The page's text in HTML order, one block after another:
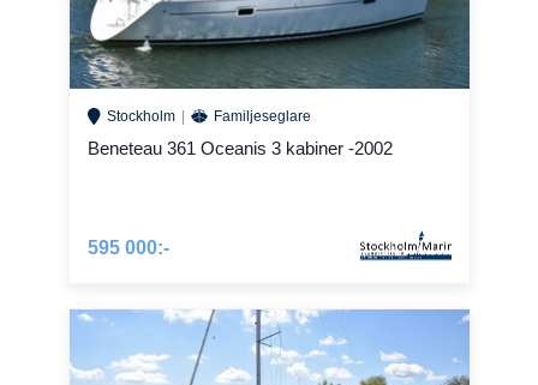
Stockholm Familjeseglare
Beneteau 361 Oceanis 3 kabiner -2002
595 000:-